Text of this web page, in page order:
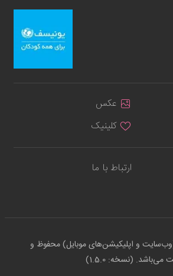
عکس
کلینیک
ارتباط با ما
و اپلیکیشن‌های موبایل) محفوظ و
(نسخه: 1.5.0)